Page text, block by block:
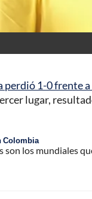
perdió 1-0 frente
lugar,
Colombia
son los mundiales